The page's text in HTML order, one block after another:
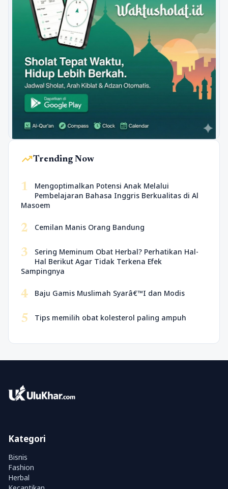
trending_upTrending Now
1
Mengoptimalkan Potensi Anak Melalui
Pembelajaran Bahasa Inggris Berkualitas di Al
Masoem
2 Cemilan Manis Orang Bandung
3
Sering Meminum Obat Herbal? Perhatikan Hal-
Hal Berikut Agar Tidak Terkena Efek
Sampingnya
4 Baju Gamis Muslimah Syarâ€™I dan Modis
5 Tips memilih obat kolesterol paling ampuh
Kategori
Bisnis
Fashion
Herbal